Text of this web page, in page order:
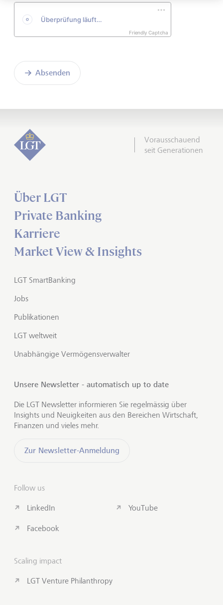
Friendly Captcha
Absenden
Vorausschauend
seit Generationen
Über LGT
Private Banking
Karriere
Market View & Insights
LGT SmartBanking
Jobs
Publikationen
LGT weltweit
Unabhängige Vermögensverwalter
Unsere Newsletter - automatisch up to date
Die LGT Newsletter informieren Sie regelmässig über
Insights und Neuigkeiten aus den Bereichen Wirtschaft,
Finanzen und vieles mehr.
Zur Newsletter-Anmeldung
Follow us
LinkedIn
Facebook
YouTube
Scaling impact
LGT Venture Philanthropy